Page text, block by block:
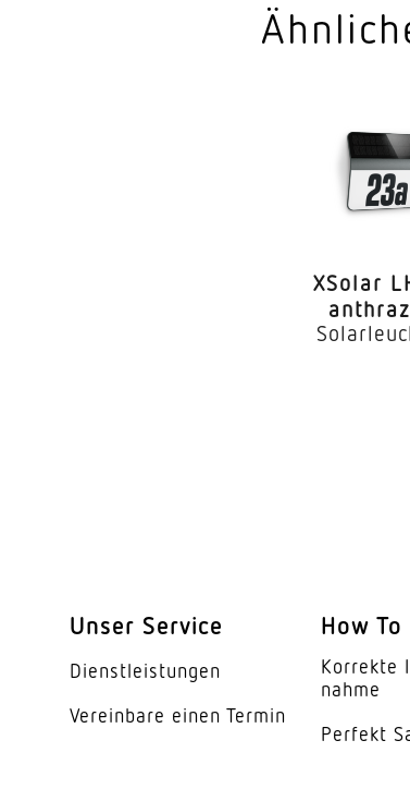
XSolar
Unser Service
Dienst­leis­tungen
Vereinbare einen Termin
How To
Korrekte
nahme
Perfekt